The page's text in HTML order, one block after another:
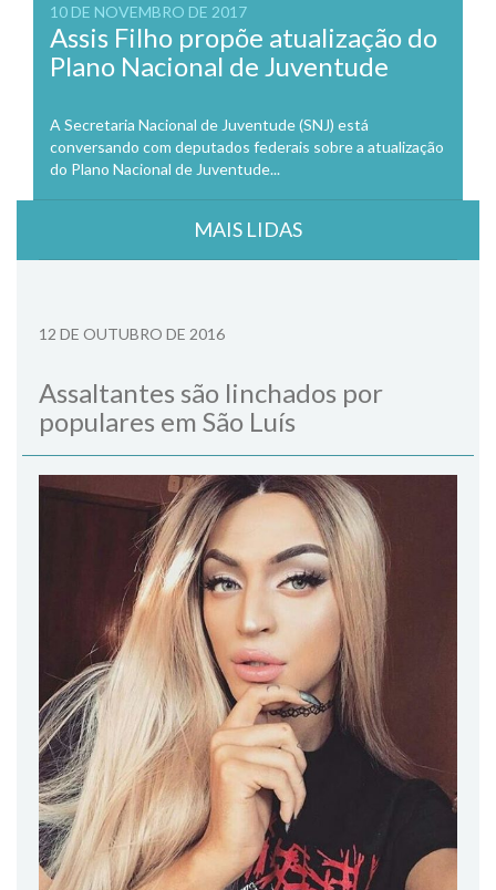
10 DE NOVEMBRO DE 2017
Assis Filho propõe atualização do
Plano Nacional de Juventude
A Secretaria Nacional de Juventude (SNJ) está
conversando com deputados federais sobre a atualização
do Plano Nacional de Juventude...
MAIS LIDAS
12 DE OUTUBRO DE 2016
Assaltantes são linchados por
populares em São Luís